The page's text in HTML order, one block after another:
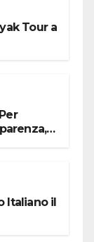
Tour a
Italiano il